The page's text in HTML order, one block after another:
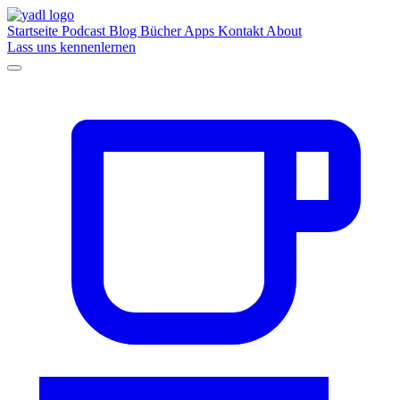
Startseite Podcast Blog BücherApps Kontakt About
Lass uns kennenlernen